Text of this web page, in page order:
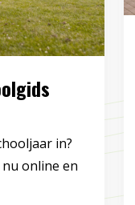
in?
online en